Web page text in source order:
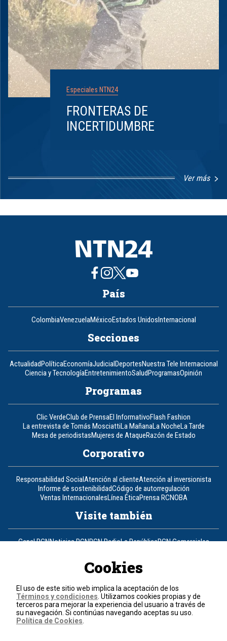
Especiales NTN24
FRONTERAS DE
INCERTIDUMBRE
Ver más
8
País
ColombiaVenezuelaMéxicoEstados UnidosInternacional
Secciones
ActualidadPolíticaEconomíaJudicialDeportesNuestra Tele Internacional
Ciencia y TecnologíaEntretenimientoSaludProgramasOpinión
Programas
Clic VerdeClub de PrensaEl InformativoFlash Fashion
La entrevista de Tomás MosciattiLa MañanaLa NocheLa Tarde
Mesa de periodistasMujeres de AtaqueRazón de Estado
Corporativo
Responsabilidad SocialAtención al clienteAtención al inversionista
Informe de sostenibilidadCódigo de autorregulación
Ventas InternacionalesLínea ÉticaPrensa RCNOBA
Visite también
Canal RCNNoticias RCNRCN RadioLa RepúblicaRCN Comerciales
Un producto de RCN Televisión
Contáctenos
Teléfono+57 (601) 426 92 92
Cookies
El uso de este sitio web implica la aceptación de los
Términos y condiciones . Utilizamos cookies propias y de
terceros para mejorar la experiencia del usuario a través de
su navegación. Si continúas navegando aceptas su uso.
Política de Cookies